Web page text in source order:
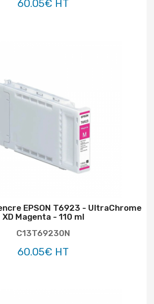
60.05€ HT
EPSON T6923 - UltraChrome
XD Magenta - 110 ml
C13T69230N
60.05€ HT